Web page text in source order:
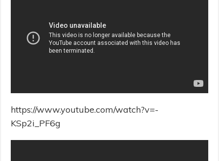
https://www.youtube.com/watch?v=-
KSp2i_PF6g